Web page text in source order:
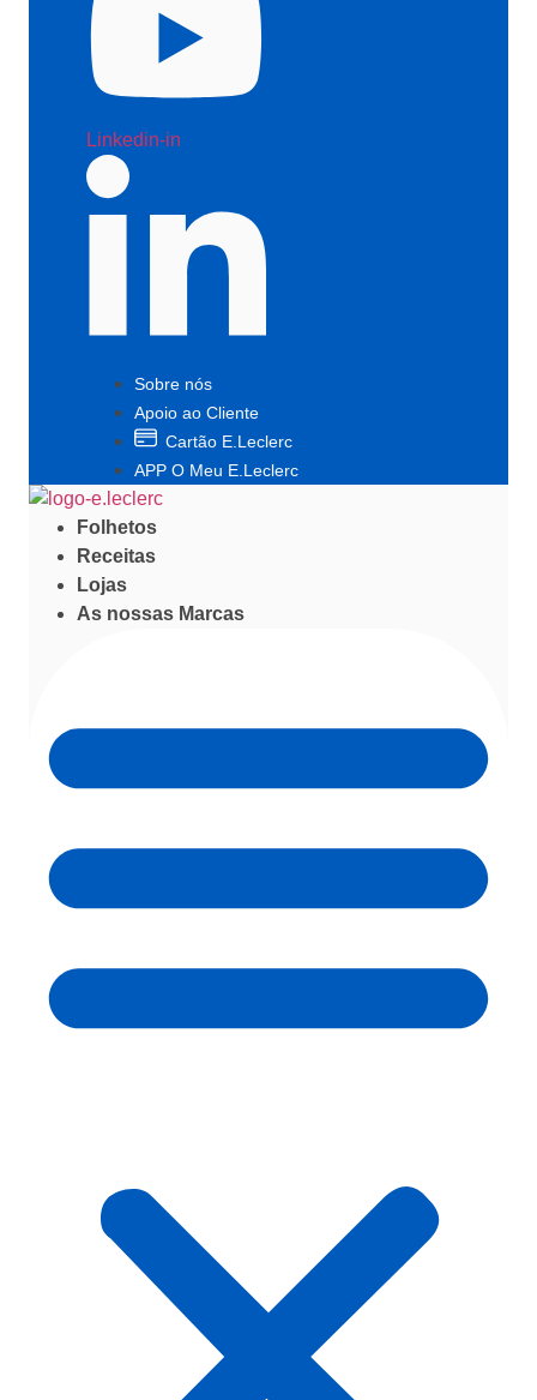
Linkedin-in
Sobre nós
Apoio ao Cliente
Cartão E.Leclerc
APP O Meu E.Leclerc
Folhetos
Receitas
Lojas
As nossas Marcas